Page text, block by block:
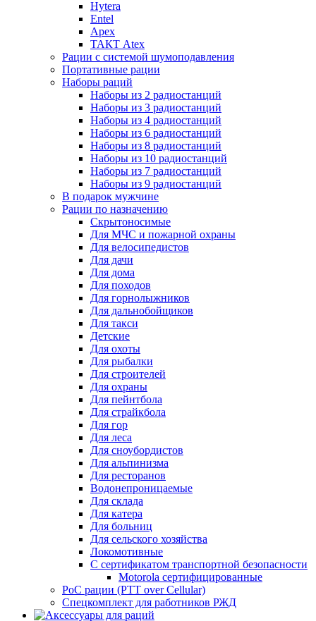
Hytera
Entel
Apex
ТАКТ Atex
Рации с системой шумоподавления
Портативные рации
Наборы раций
Наборы из 2 радиостанций
Наборы из 3 радиостанций
Наборы из 4 радиостанций
Наборы из 6 радиостанций
Наборы из 8 радиостанций
Наборы из 10 радиостанций
Наборы из 7 радиостанций
Наборы из 9 радиостанций
В подарок мужчине
Рации по назначению
Скрытоносимые
Для МЧС и пожарной охраны
Для велосипедистов
Для дачи
Для дома
Для походов
Для горнолыжников
Для дальнобойщиков
Для такси
Детские
Для охоты
Для рыбалки
Для строителей
Для охраны
Для пейнтбола
Для страйкбола
Для гор
Для леса
Для сноубордистов
Для альпинизма
Для ресторанов
Водонепроницаемые
Для склада
Для катера
Для больниц
Для сельского хозяйства
Локомотивные
С сертификатом транспортной безопасности
Motorola сертифицированные
PoC рации (PTT over Cellular)
Спецкомплект для работников РЖД